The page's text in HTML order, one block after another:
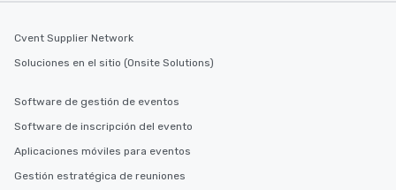
Cvent Supplier Network
Soluciones en el sitio (Onsite Solutions)
Software de gestión de eventos
Software de inscripción del evento
Aplicaciones móviles para eventos
Gestión estratégica de reuniones